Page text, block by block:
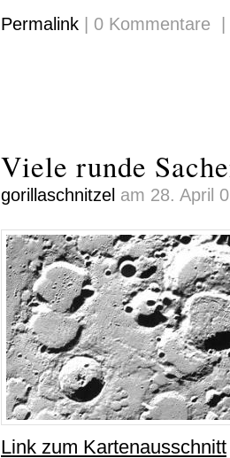
Permalink | 0 Kommentare |
Viele runde
gorillaschnitzel am 28. April
Link zum Kartenausschnitt